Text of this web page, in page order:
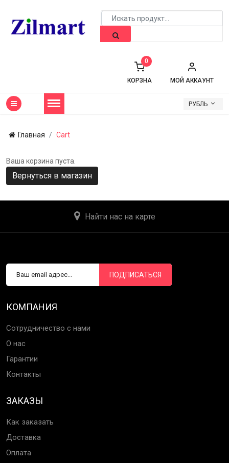
МОЙ АККАУНТ
КОРЗНА
0
РУБЛЬ
Главная Cart
Ваша корзина пуста.
Вернуться в магазин
Найти нас на карте
ПОДПИСАТЬСЯ
КОМПАНИЯ
Сотрудничество с нами
О нас
Гарантии
Контакты
ЗАКАЗЫ
Как заказать
Доставка
Оплата